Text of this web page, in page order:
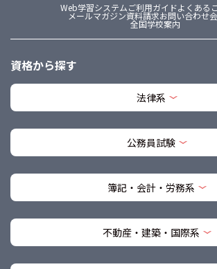
Web学習システムご利用ガイドよくある
メールマガジン資料請求お問い合わせ
全国学校案内
資格から探す
法律系
公務員試験
簿記・会計・労務系
不動産・建築・国際系